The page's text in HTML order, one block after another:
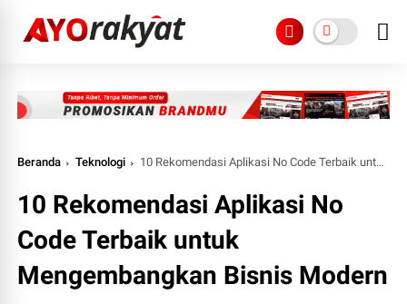
Beranda Teknologi 10 Rekomendasi Aplikasi No Code Terbaik untuk Mengembangkan Bisnis Modern
10 Rekomendasi Aplikasi No
Code Terbaik untuk
Mengembangkan Bisnis Modern